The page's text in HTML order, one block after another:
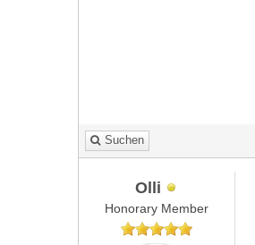
Suchen
Olli
Honorary Member